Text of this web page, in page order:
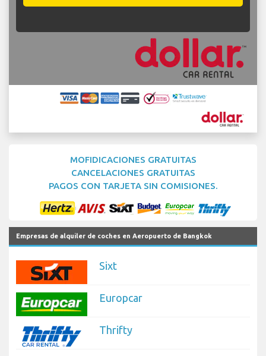
MOFIDICACIONES GRATUITAS
CANCELACIONES GRATUITAS
PAGOS CON TARJETA SIN COMISIONES.
Empresas de alquiler de coches en Aeropuerto de Bangkok
Sixt
Europcar
Thrifty